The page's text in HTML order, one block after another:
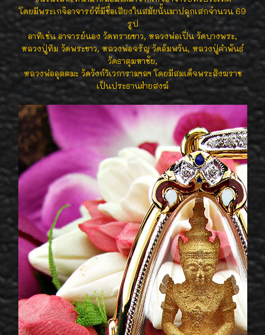
โดยมีพระเกจิอาจารย์ที่มีชื่อเสียงในสมัยนั้นมาปลุกเสกจำนวน 69
รูป
อาทิเช่น อาจารย์นอง วัดทรายขาว, หลวงพ่อเปิ่น วัดบางพระ,
หลวงปู่ทิม วัดพระขาว, หลวงพ่อจรัญ วัดอัมพวัน, หลวงปู่คำพันธ์
วัดธาตุมหาชัย,
หลวงพ่ออุตตมะ วัดวังก์วิเวการามฯลฯ โดยมีสมเด็จพระสังฆราช
เป็นประธานฝ่ายสงฆ์